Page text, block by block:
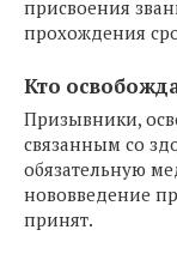
присвоения
прохождения
Кто
Призывники,
связанным со
обязательную
нововведение
принят.